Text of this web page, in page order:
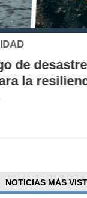
UC
Los 70 años
la UC:
al
NOTICIAS MÁS